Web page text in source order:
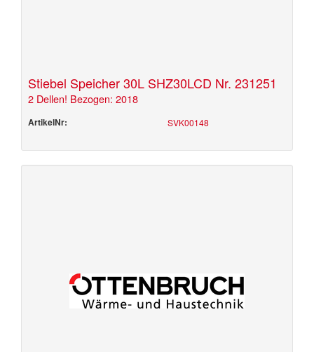
Stiebel Speicher 30L SHZ30LCD Nr. 231251
2 Dellen! Bezogen: 2018
ArtikelNr: SVK00148